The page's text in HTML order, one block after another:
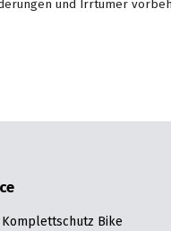
und Irrtümer
Bike